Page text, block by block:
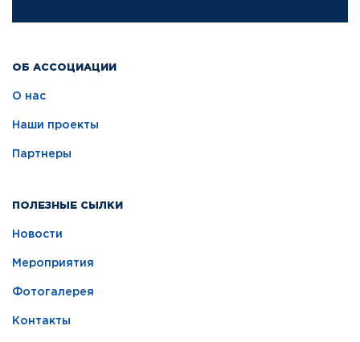
ОБ АССОЦИАЦИИ
О нас
Наши проекты
Партнеры
ПОЛЕЗНЫЕ СЫЛКИ
Новости
Мероприятия
Фотогалерея
Контакты